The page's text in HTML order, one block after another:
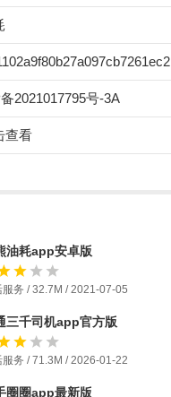
2021017795号-3A
查看
油耗app安卓版
服务 / 32.7M / 2021-07-05
三千司机app官方版
服务 / 71.3M / 2026-01-22
圈圈app最新版